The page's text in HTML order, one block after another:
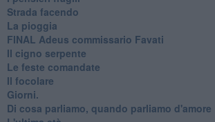
Strada facendo
La pioggia
FINAL Adeus commissario Favati
Il cigno serpente
Le feste comandate
Il focolare
Giorni.
Di cosa parliamo, quando parliamo d'amore